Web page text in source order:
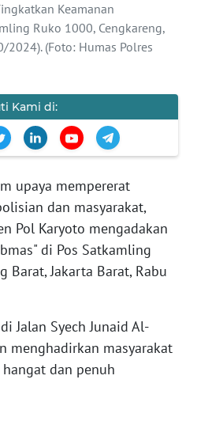
Keamanan
Ruko 1000, Cengkareng,
2024). (Foto: Humas Polres
Kami di:
upaya mempererat
dan masyarakat,
Pol Karyoto mengadakan
di Pos Satkamling
Barat, Jakarta Barat, Rabu
Jalan Syech Junaid Al-
menghadirkan masyarakat
dan penuh